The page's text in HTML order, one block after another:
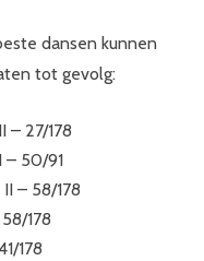
dansen kunnen
tot gevolg:
– 27/178
– 50/91
– 58/178
178
178